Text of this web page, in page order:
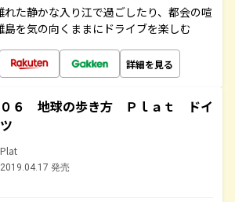
た静かな入り江で過ごしたり、都会の喧
を気の向くままにドライブを楽しむ
詳細を見る
０６ 地球の歩き方 Ｐｌａｔ ドイ
ツ
Plat
2019.04.17 発売